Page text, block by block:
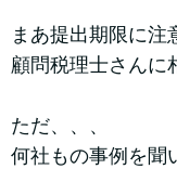
まあ提出期限に注
顧問税理士さんに
ただ、、、
何社もの事例を聞